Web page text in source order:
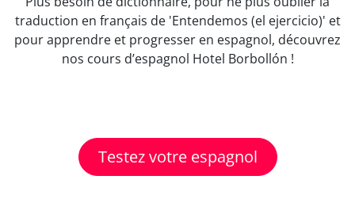
traduction en français de 'Entendemos (el ejercicio)' et
pour apprendre et progresser en espagnol, découvrez
nos cours d’espagnol Hotel Borbollón !
Testez votre espagnol